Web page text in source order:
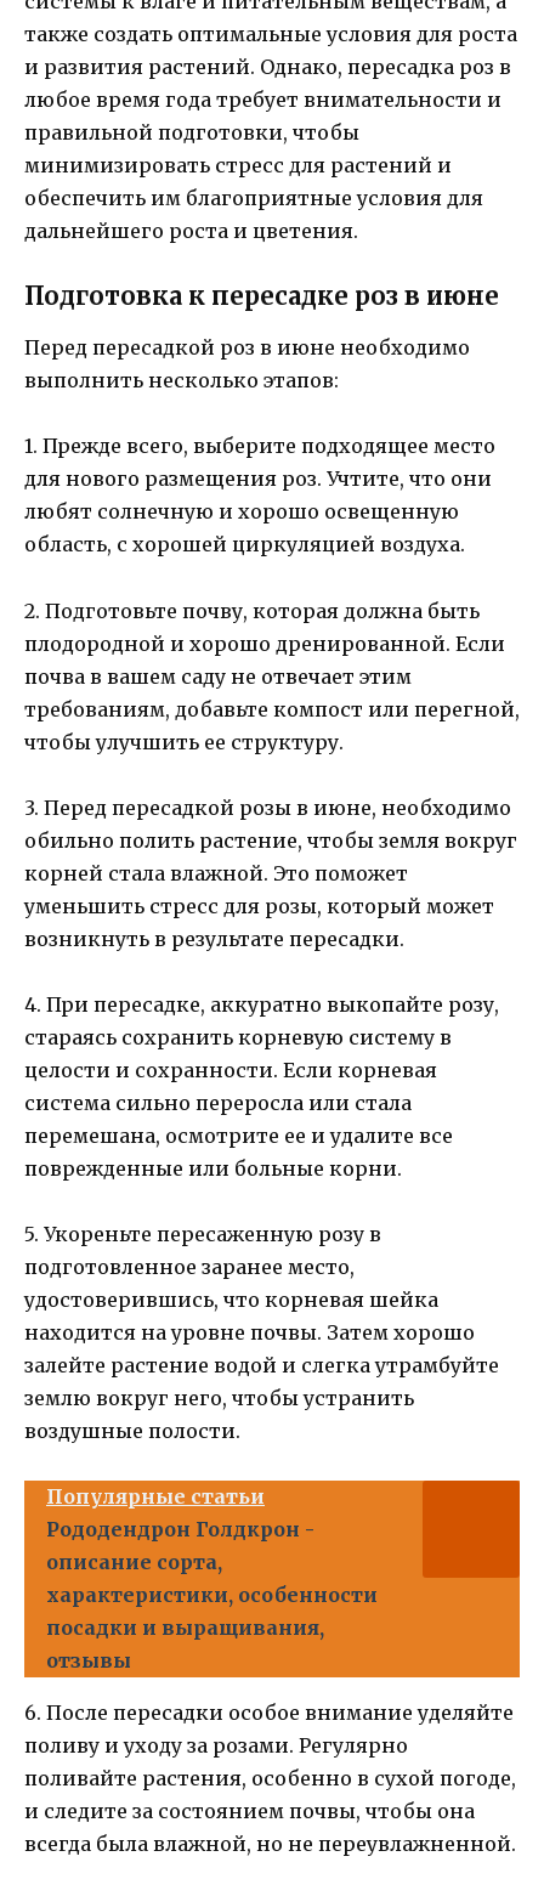
также создать оптимальные условия для роста
и развития растений. Однако, пересадка роз в
любое время года требует внимательности и
правильной подготовки, чтобы
минимизировать стресс для растений и
обеспечить им благоприятные условия для
дальнейшего роста и цветения.
Подготовка к пересадке роз в июне
Перед пересадкой роз в июне необходимо
выполнить несколько этапов:
1. Прежде всего, выберите подходящее место
для нового размещения роз. Учтите, что они
любят солнечную и хорошо освещенную
область, с хорошей циркуляцией воздуха.
2. Подготовьте почву, которая должна быть
плодородной и хорошо дренированной. Если
почва в вашем саду не отвечает этим
требованиям, добавьте компост или перегной,
чтобы улучшить ее структуру.
3. Перед пересадкой розы в июне, необходимо
обильно полить растение, чтобы земля вокруг
корней стала влажной. Это поможет
уменьшить стресс для розы, который может
возникнуть в результате пересадки.
4. При пересадке, аккуратно выкопайте розу,
стараясь сохранить корневую систему в
целости и сохранности. Если корневая
система сильно переросла или стала
перемешана, осмотрите ее и удалите все
поврежденные или больные корни.
5. Укореньте пересаженную розу в
подготовленное заранее место,
удостоверившись, что корневая шейка
находится на уровне почвы. Затем хорошо
залейте растение водой и слегка утрамбуйте
землю вокруг него, чтобы устранить
воздушные полости.
Популярные статьи
Рододендрон Голдкрон -
описание сорта,
характеристики, особенности
посадки и выращивания,
отзывы
6. После пересадки особое внимание уделяйте
поливу и уходу за розами. Регулярно
поливайте растения, особенно в сухой погоде,
и следите за состоянием почвы, чтобы она
всегда была влажной, но не переувлажненной.